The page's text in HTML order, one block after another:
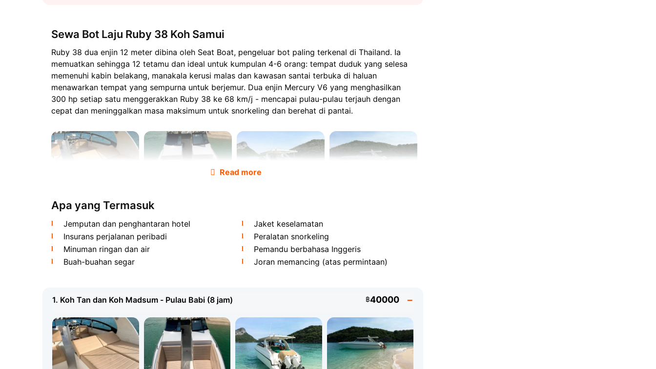
Sewa Bot Laju Ruby 38 Koh Samui
Ruby 38 dua enjin 12 meter dibina oleh Seat Boat, pengeluar bot paling terkenal di Thailand. Ia
memuatkan sehingga 12 tetamu dan ideal untuk kumpulan 4-6 orang: tempat duduk yang selesa
memenuhi kabin belakang, manakala kerusi malas dan kawasan santai terbuka di haluan
menawarkan tempat yang sempurna untuk berjemur. Dua enjin Mercury V6 yang menghasilkan
300 hp setiap satu menggerakkan Ruby 38 ke 68 km/j - mencapai pulau-pulau terjauh dengan
cepat dan meninggalkan masa maksimum untuk snorkeling dan berehat di pantai.
Bot ini disediakan dengan anak kapal sewa penuh: kapten berlesen, mualim dan pemandu
berbahasa Inggeris termasuk dalam harga. Jemputan hotel dengan minivan, minuman ringan dan
buah-buahan segar di atas kapal juga termasuk tanpa kos tambahan.
Koh Madsum (Pulau Babi) dan Snorkeling di Koh Tan
Laluan paling popular adalah ke Koh Tan dan Koh Madsum di selatan Koh Samui. Koh Tan terkenal
dengan terumbu karangnya yang menakjubkan - air jernih dan hidupan laut yang kaya
Read more
Apa yang Termasuk
Jemputan dan penghantaran hotel
Insurans perjalanan peribadi
Minuman ringan dan air
Buah-buahan segar
Jaket keselamatan
Peralatan snorkeling
Pemandu berbahasa Inggeris
Joran memancing (atas permintaan)
1. Koh Tan dan Koh Madsum - Pulau Babi (8 jam) ฿40000